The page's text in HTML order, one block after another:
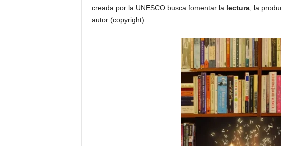
creada por la UNESCO busca fomentar la lectura, la
autor (copyright).